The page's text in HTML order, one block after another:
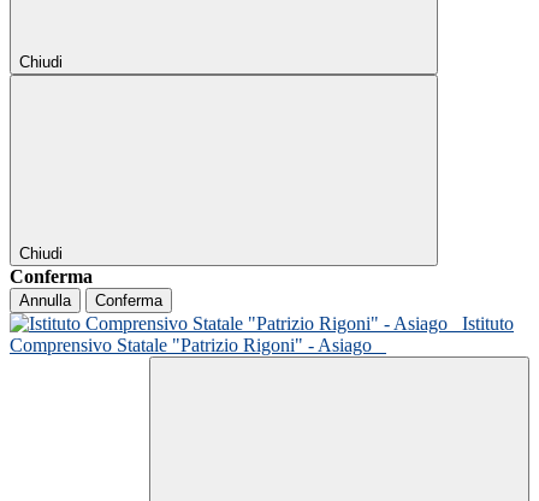
Chiudi
Chiudi
Conferma
Annulla Conferma
Istituto
Comprensivo Statale "Patrizio Rigoni" - Asiago